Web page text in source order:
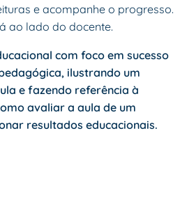
e acompanhe o progresso.
ao lado do docente.